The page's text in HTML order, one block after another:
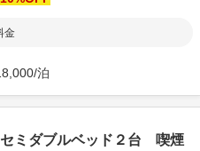
金
/泊
ミダブルベッド２台 喫煙